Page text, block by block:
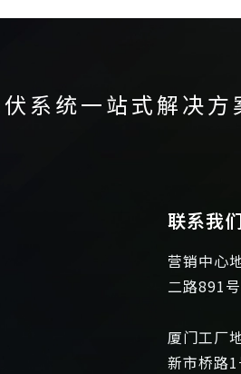
系统一站式解决方
联系我
营销中心
二路891
厦门工厂
新市桥路1